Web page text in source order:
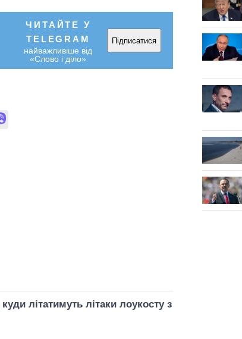
ЧИТАЙТЕ У
TELEGRAM
найважливіше від
«Слово і діло»
Підписатися
літатимуть літаки лоукосту з